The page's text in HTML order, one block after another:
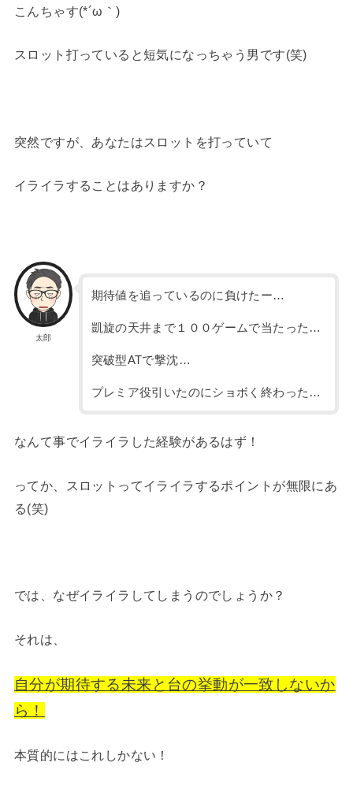
こんちゃす(*´ω｀)
スロット打っていると短気になっちゃう男です(笑)
突然ですが、あなたはスロットを打っていて
イライラすることはありますか？
太郎
期待値を追っているのに負けたー…
凱旋の天井まで１００ゲームで当たった…
突破型ATで撃沈…
プレミア役引いたのにショボく終わった…
なんて事でイライラした経験があるはず！
ってか、スロットってイライラするポイントが無限にあ
る(笑)
では、なぜイライラしてしまうのでしょうか？
それは、
自分が期待する未来と台の挙動が一致しないか
ら！
本質的にはこれしかない！